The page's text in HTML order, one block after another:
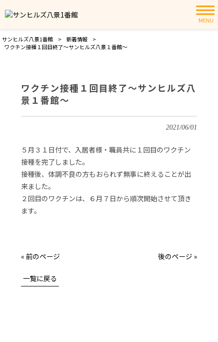
MENU
サンヒルズ八景1番館 > 新着情報
>
ワクチン接種１回目終了～サンヒルズ八景１番館～
ワクチン接種１回目終了～サンヒルズ八
景１番館～
2021/06/01
５月３１日付で、入居者様・職員共に１回目のワクチン
接種を完了しました。
接種後、体調不良の方もおられず無事に終えることが出
来ました。
２回目のワクチンは、６月７日から順次開始させて頂き
ます。
« 前のページ 後のページ »
一覧に戻る